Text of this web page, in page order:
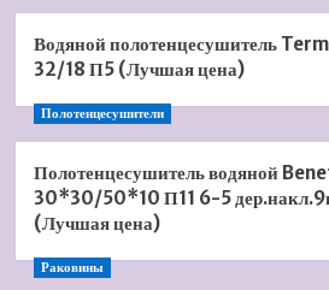
Водяной полотенцесушитель
32/18 П5 (Лучшая цена)
Полотенцесушители
Полотенцесушитель водяной
30*30/50*10 П11 6-5
(Лучшая цена)
Раковины